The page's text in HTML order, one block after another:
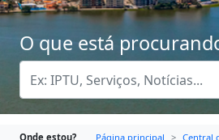
O que está
Onde estou? Página principal
Central